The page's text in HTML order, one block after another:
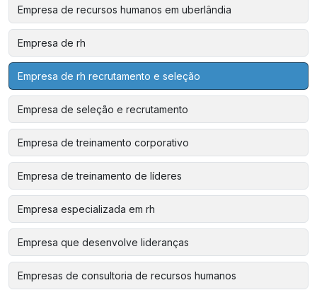
Empresa de recursos humanos em uberlândia
Empresa de rh
Empresa de rh recrutamento e seleção
Empresa de seleção e recrutamento
Empresa de treinamento corporativo
Empresa de treinamento de líderes
Empresa especializada em rh
Empresa que desenvolve lideranças
Empresas de consultoria de recursos humanos